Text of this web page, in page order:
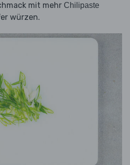
mit mehr Chilipaste
würzen.